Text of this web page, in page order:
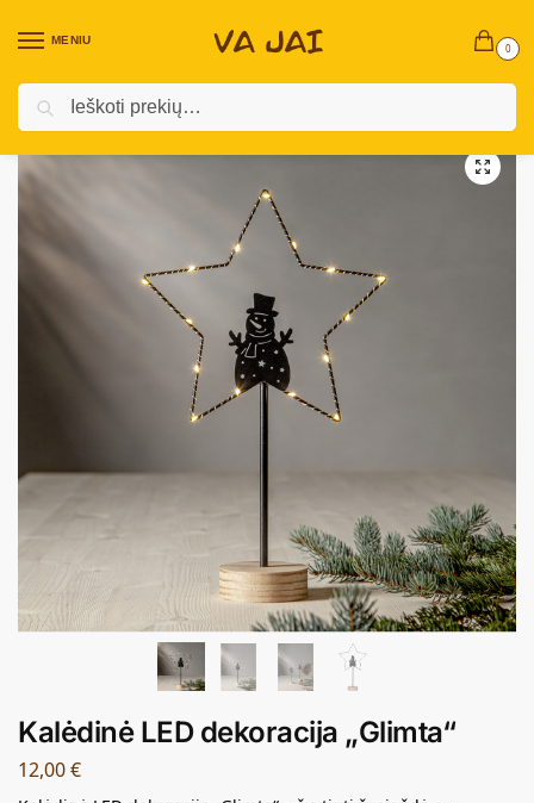
MENIU
0
Pradžia / Kalėdinės prekės
Kalėdinė LED dekoracija „Glimta“
12,00€